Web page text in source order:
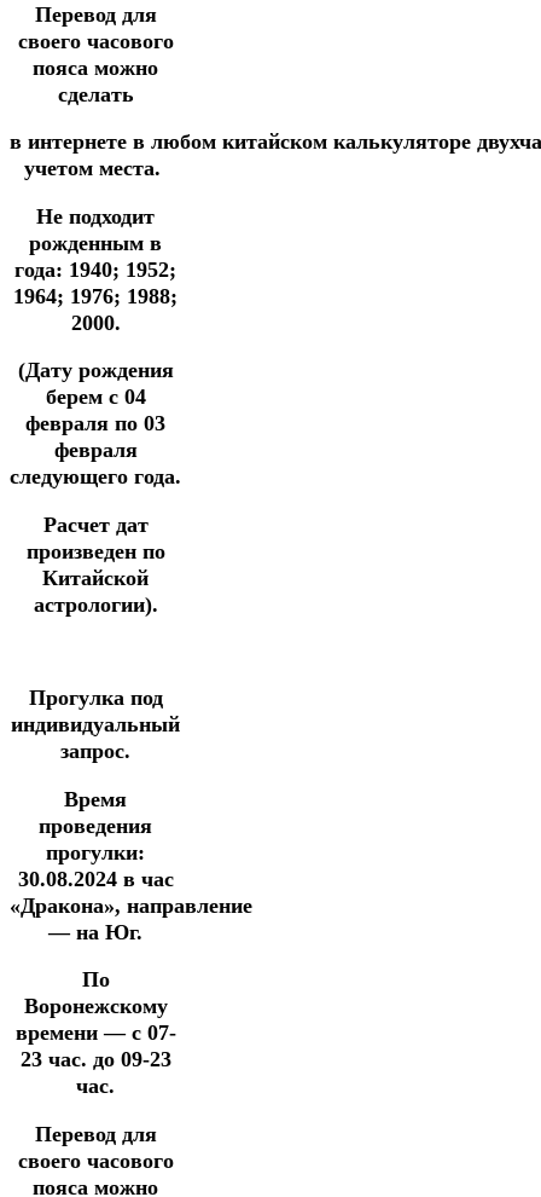
Перевод для
своего часового
пояса можно
сделать
в интернете в любом китайском калькуляторе
учетом места.
Не подходит
рожденным в
года: 1940; 1952;
1964; 1976; 1988;
2000.
(Дату рождения
берем с 04
февраля по 03
февраля
следующего года.
Расчет дат
произведен по
Китайской
астрологии).
Прогулка под
индивидуальный
запрос.
Время
проведения
прогулки:
30.08.2024в час
«Дракона», направление
— на Юг.
По
Воронежскому
времени — с 07-
23 час. до 09-23
час.
Перевод для
своего часового
пояса можно